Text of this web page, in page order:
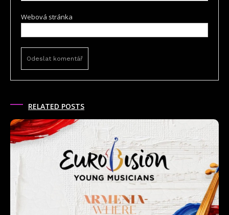
Webová stránka
RELATED POSTS